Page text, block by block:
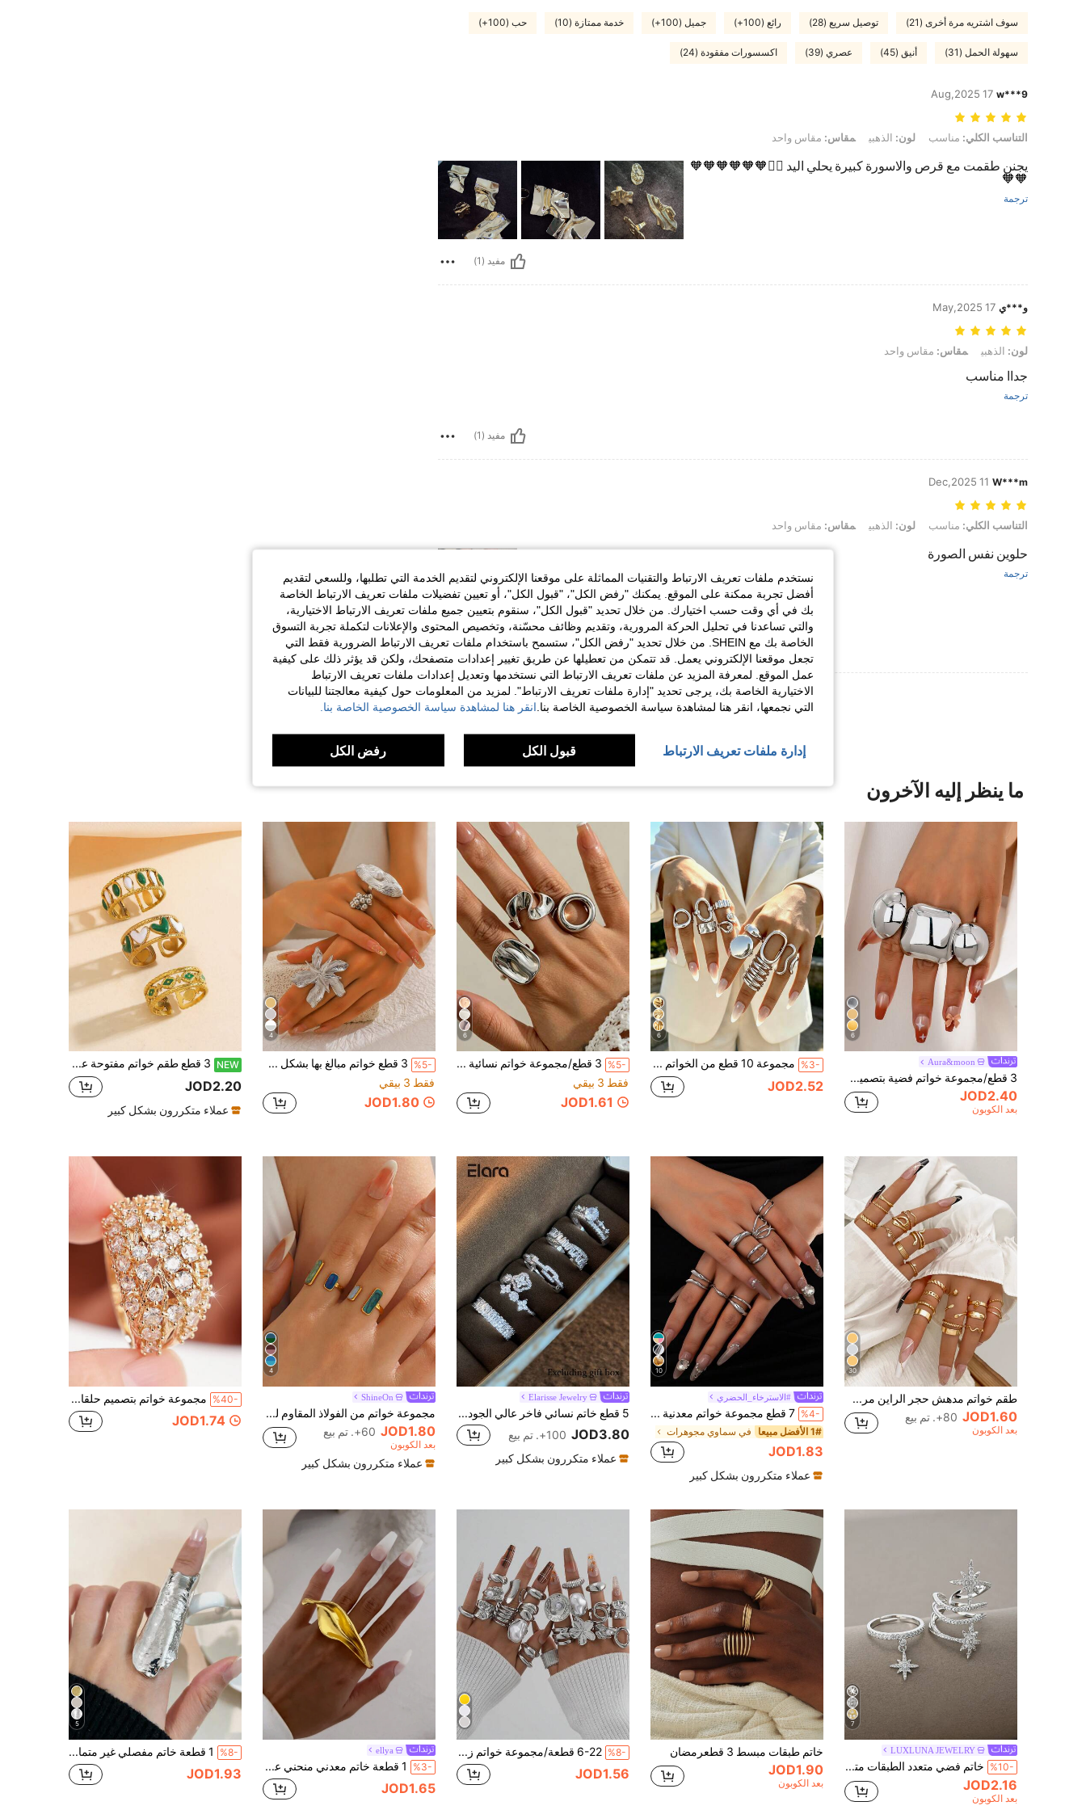
سوف اشتريه مرة أخرى (21) توصيل سريع (28) رائع (100+) جميل (100+) خدمة ممتازة (10) حب (100+)
سهولة الحمل (31) أنيق (45) عصري (39) اكسسورات مفقودة (24)
w***9
17 Aug,2025
التناسب الكلي: مناسب, لون: الذهبي, مقاس: مقاس واحد
التناسب الكلي: مناسب لون: الذهبي مقاس: مقاس واحد
يجنن طقمت مع قرص والاسورة كبيرة يحلي اليد 🙂‍↔️🧡🧡🧡🧡🧡🧡
🧡🧡
ترجمة
مفيد (1)
و***ي 17 May,2025
لون: الذهبي, مقاس: مقاس واحد
لون: الذهبي مقاس: مقاس واحد
جداا مناسب
ترجمة
مفيد (1)
W***m
11 Dec,2025
التناسب الكلي: مناسب, لون: الذهبي, مقاس: مقاس واحد
التناسب الكلي: مناسب لون: الذهبي مقاس: مقاس واحد
حلوين نفس الصورة
ترجمة
مفيد (6)
عرض المزيد من المراجعات
ما ينظر إليه الآخرون
6
Aura&moon
3 قطع/مجموعة خواتم فضية بتصميم كروي سميك، خواتم هندسية كبيرة الحجم شخصية عصرية، مناسبة للارتداء اليومي ومناسبات الحفلات
JOD2.40
بعد الكوبون
6
%3- مجموعة 10 قطع من الخواتم متعددة الطبقات القابلة للتكديس، تصميم هندسي عتيق أنيق فاخر بسيط، شريط دائري مجوف مزخرف بالخرز، غير متماثل، مطوي، منسوج، متقاطع، متعدد الطبقات، ناعم، بسيط، حلقة عريضة مبالغ فيها، مناسبة للعطلات والإجازات والحفلات والمواعيد والهدايا والارتداء اليومي
JOD2.52
6
%5-
3 قطع/مجموعة خواتم نسائية فضية هندسية مجوفة مربعة غير متماثلة أنيقة فريدة بتصميم بسيط فاخر، مناسبة للارتداء اليومي والعطلات والحفلات، مجوهرات نسائية
فقط 3 بيقي
JOD1.61
4
%5-
3 قطع خواتم مبالغ بها بشكل معدني كبير على شكل زهرة وكرة صغيرة وحلزوني، خواتم بنمط زهري أنيق (جودة محسنة)
فقط 3 بيقي
JOD1.80
NEW 3 قطع طقم خواتم مفتوحة على شكل قلب مجوف من الفولاذ المقاوم للصدأ مطلي بالذهب عيار 18 قيراط مع مينا خضراء وبيضاء عتيقة، مناسبة لارتداء النساء اليومي أو ارتداء المكتب أو كهدية
JOD2.20
عملاء متكررون بشكل كبير
30
طقم خواتم مدهش حجر الراين مرصعة موضة مع بوهيميا مبسط ثعبان و بتصميم هندسي 24 قطعة
JOD1.60 80+. تم بيع
بعد الكوبون
10
#الاسترخاء_الحضري
%4- 7 قطع مجموعة خواتم معدنية ذهبية سميكة، خواتم متقاطعة بسيطة، مجوهرات خواتم قابلة للتراكم بسيطة للنساء
1# الأفضل مبيعا في سماوي مجوهرات
JOD1.83
عملاء متكررون بشكل كبير
Elarisse Jewelry
5 قطع خاتم نسائي فاخر عالي الجودة بتصميم هندسي على شكل ورقة البرسيم رباعية الأوراق وسلسلة متقاطعة، أنيق وراقي من سبيكة النحاس المرصعة بالزركونيا الاصطناعية، مناسب للحفلات الشخصية والزفاف والتجمعات والعطلات، طقم خواتم جمالي
JOD3.80 100+. تم بيع
عملاء متكررون بشكل كبير
4
ShineOn
مجموعة خواتم من الفولاذ المقاوم للصدأ بتصميم بسيط صيفي باللون الأزرق الياقوتي، 2 قطعة، مناسبة لارتداء النساء اليومي & الإجازات، هدية لها
JOD1.80 60+. تم بيع
بعد الكوبون
عملاء متكررون بشكل كبير
%40- مجموعة خواتم بتصميم حلقات شجرة مجوفة مع أحجار زركونيا مكعبة شفافة بأحجام مختلفة، مثالية للنساء للارتداء في الاستخدام اليومي والحفلات
JOD1.74
7
LUXLUNA JEWELRY
%10- خاتم فضي متعدد الطبقات متصل، خاتم فاخر أنيق عالي الجودة، مناسب للارتداء اليومي والمواعدة والحفلات والهدايا
JOD2.16
بعد الكوبون
خاتم طبقات مبسط 3 قطعرمضان
JOD1.90
بعد الكوبون
%8- 6-22 قطعة/مجموعة خواتم زهرية كبيرة غير متماثلة بطراز قديم، للنساء للارتداء اليومي، المناسبات، هدايا الحفلات
JOD1.56
ellya
%3- 1 قطعة خاتم معدني منحني على شكل ورقة ذو طراز قديم، خاتم سميك مبتكر من الذهب والفضة، مناسب للنساء لارتدائه يومياً وكديكور للحفلات، هدية مجوهرات أنيقة
JOD1.65
5
%8- 1 قطعة خاتم مفصلي غير متماثل مطوي بأسلوب الهيب هوب، مناسب للارتداء اليومي العادي والعطلات ومهرجانات الموسيقى
JOD1.93
نستخدم ملفات تعريف الارتباط والتقنيات المماثلة على موقعنا الإلكتروني لتقديم الخدمة التي تطلبها، وللسعي لتقديم
أفضل تجربة ممكنة على الموقع. يمكنك "رفض الكل"، "قبول الكل"، أو تعيين تفضيلات ملفات تعريف الارتباط الخاصة
بك في أي وقت حسب اختيارك. من خلال تحديد "قبول الكل"، سنقوم بتعيين جميع ملفات تعريف الارتباط الاختيارية،
والتي تساعدنا في تحليل الحركة المرورية، وتقديم وظائف محسّنة، وتخصيص المحتوى والإعلانات لتكملة تجربة التسوق
الخاصة بك مع SHEIN. من خلال تحديد "رفض الكل"، ستسمح باستخدام ملفات تعريف الارتباط الضرورية فقط التي
تجعل موقعنا الإلكتروني يعمل. قد تتمكن من تعطيلها عن طريق تغيير إعدادات متصفحك، ولكن قد يؤثر ذلك على كيفية
عمل الموقع. لمعرفة المزيد عن ملفات تعريف الارتباط التي نستخدمها وتعديل إعدادات ملفات تعريف الارتباط
الاختيارية الخاصة بك، يرجى تحديد "إدارة ملفات تعريف الارتباط". لمزيد من المعلومات حول كيفية معالجتنا للبيانات
التي نجمعها، انقر هنا لمشاهدة سياسة الخصوصية الخاصة بنا. انقر هنا لمشاهدة سياسة الخصوصية الخاصة بنا.
إدارة ملفات تعريف الارتباط قبول الكل رفض الكل